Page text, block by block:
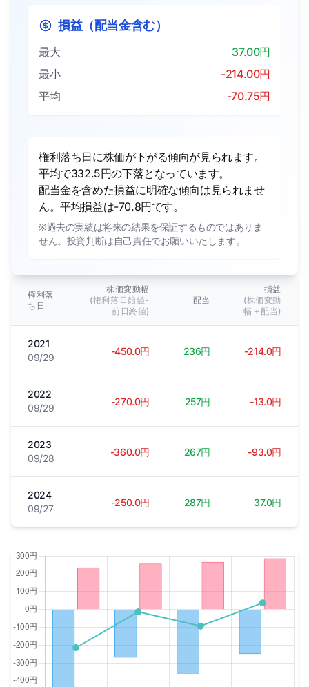
損益（配当金含む）
最大
37.00円
最小
-214.00円
平均
-70.75円
権利落ち日に株価が下がる傾向が見られます。
平均で332.5円の下落となっています。
配当金を含めた損益に明確な傾向は見られませ
ん。平均損益は-70.8円です。
※過去の実績は将来の結果を保証するものではありま
せん。投資判断は自己責任でお願いいたします。
権利落
ち日
株価変動幅
(権利落日始値-
前日終値)
配当
損益
(株価変動
幅＋配当)
2021
09/29
-450.0円 236円 -214.0円
2022
09/29
-270.0円 257円 -13.0円
2023
09/28
-360.0円 267円 -93.0円
2024
09/27
-250.0円 287円 37.0円